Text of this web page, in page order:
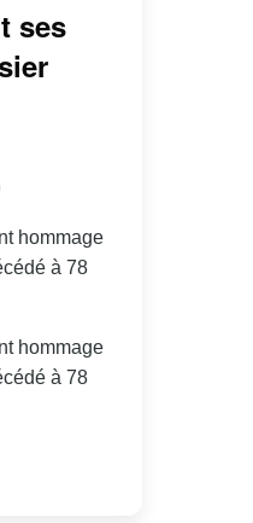
ses
hommage
à 78
hommage
à 78